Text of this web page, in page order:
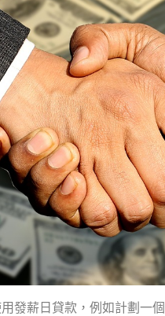
發薪日貸款，例如計劃一